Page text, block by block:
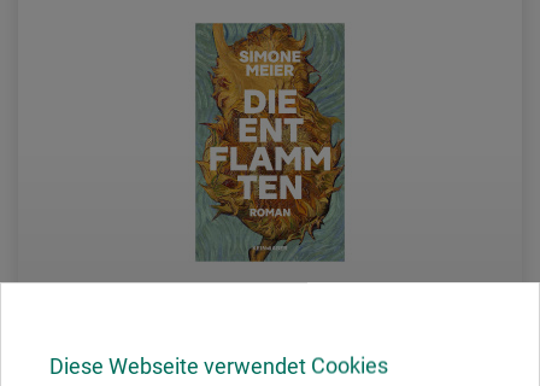
Diese Webseite verwendet Cookies